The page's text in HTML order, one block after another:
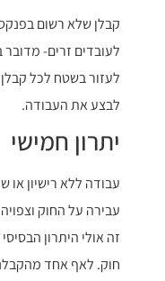
קבלן שלא רשום
לעובדים זרים- מדובר
לעזור בשטח לכל קבלן
לבצע את העבודה.
יתרון חמישי
עבודה ללא רישיון או
עבירה על החוק
זה אולי היתרון
חוק. לאף אחד